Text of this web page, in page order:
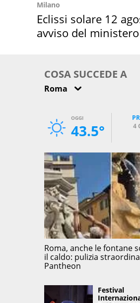
Milano
Eclissi solare 12
avviso del